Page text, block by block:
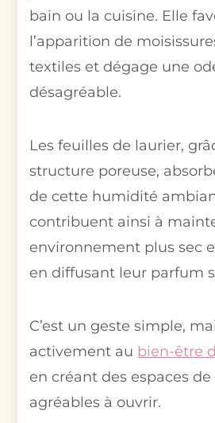
bain ou la cuisine. Elle
l’apparition de
textiles et dégage une
désagréable.
Les feuilles de laurier,
structure poreuse,
de cette humidité
contribuent ainsi à
environnement plus sec
en diffusant leur parfum
C’est un geste simple,
activement au bien-être
en créant des espaces
agréables à ouvrir.